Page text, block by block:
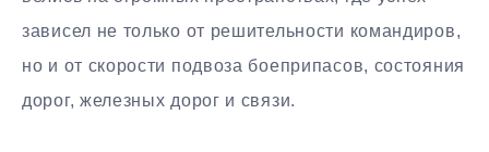
зависел не только от решительности командиров,
но и от скорости подвоза боеприпасов, состояния
дорог, железных дорог и связи.